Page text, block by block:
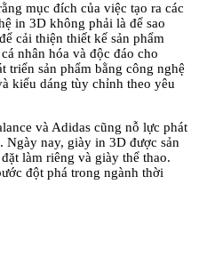
mục đích của việc tạo ra các
in 3D không phải là để sao
cải thiện thiết kế sản phẩm
nhân hóa và độc đáo cho
triển sản phẩm bằng công nghệ
kiểu dáng tùy chỉnh theo yêu
và Adidas cũng nỗ lực phát
Ngày nay, giày in 3D được sản
làm riêng và giày thể thao.
đột phá trong ngành thời